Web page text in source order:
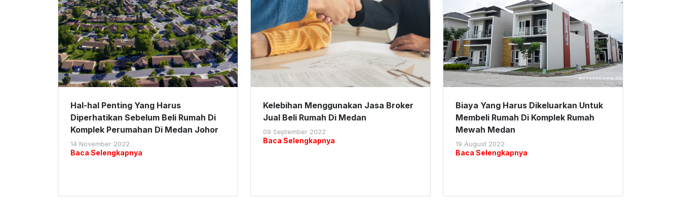
Hal-hal Penting Yang Harus
Diperhatikan Sebelum Beli Rumah Di
Komplek Perumahan Di Medan Johor
14 November 2022
Baca Selengkapnya
Kelebihan Menggunakan Jasa Broker
Jual Beli Rumah Di Medan
09 September 2022
Baca Selengkapnya
Biaya Yang Harus Dikeluarkan Untuk
Membeli Rumah Di Komplek Rumah
Mewah Medan
19 August 2022
Baca Selengkapnya